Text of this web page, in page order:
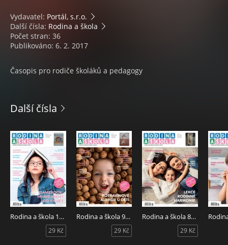
Vydavatel: Portál, s.r.o.
Další čísla: Rodina a škola
Počet stran: 36
Publikováno: 6. 2. 2017
Časopis pro rodiče školáků a pedagogy
Další čísla
Rodina a škola 10/2023
29 Kč
Rodina a škola 9/2023
29 Kč
Rodina a škola 8/2023
29 Kč